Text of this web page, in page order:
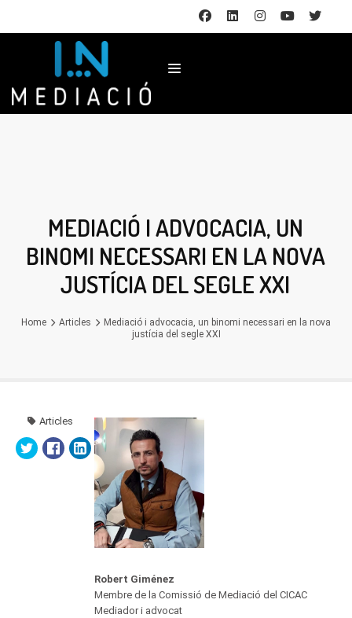
MEDIACIÓ I ADVOCACIA, UN
BINOMI NECESSARI EN LA NOVA
JUSTÍCIA DEL SEGLE XXI
Home Articles
Mediació i advocacia, un binomi necessari en la nova
justícia del segle XXI
Articles
Robert Giménez
Membre de la Comissió de Mediació del CICAC
Mediador i advocat